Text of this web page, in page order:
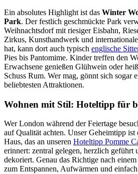
Ein absolutes Highlight ist das Winter
Park. Der festlich geschmückte Park
Weihnachtsdorf mit riesiger Eisbahn,
Zirkus, Kunsthandwerk und
hat, kann dort auch typisch englische
Pies bis Pantomime. Kinder treffen den
Erwachsene genießen Glühwein oder
Schuss Rum. Wer mag, gönnt sich sogar
beliebtesten Attraktionen.
Wohnen mit Stil: Hoteltipp für
Wer London während der Feiertage
auf Qualität achten. Unser Geheimtipp
Haus, das an unseren Hoteltipp Pomme
erinnert: zentral gelegen, herzlich
dekoriert. Genau das Richtige nach
zum Entspannen, Aufwärmen und